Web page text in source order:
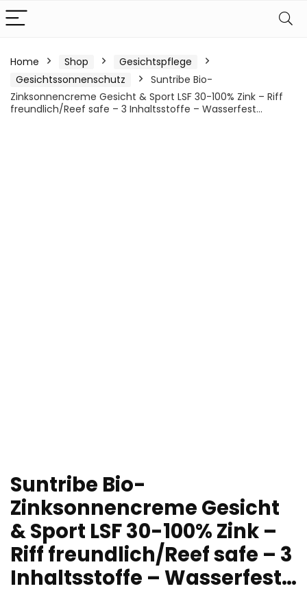
Home Shop
Gesichtspflege
Gesichtssonnenschutz
Suntribe Bio-
Zinksonnencreme Gesicht & Sport LSF 30-100% Zink – Riff
freundlich/Reef safe – 3 Inhaltsstoffe – Wasserfest…
Suntribe Bio-
Zinksonnencreme Gesicht
& Sport LSF 30-100% Zink –
Riff freundlich/Reef safe – 3
Inhaltsstoffe – Wasserfest…